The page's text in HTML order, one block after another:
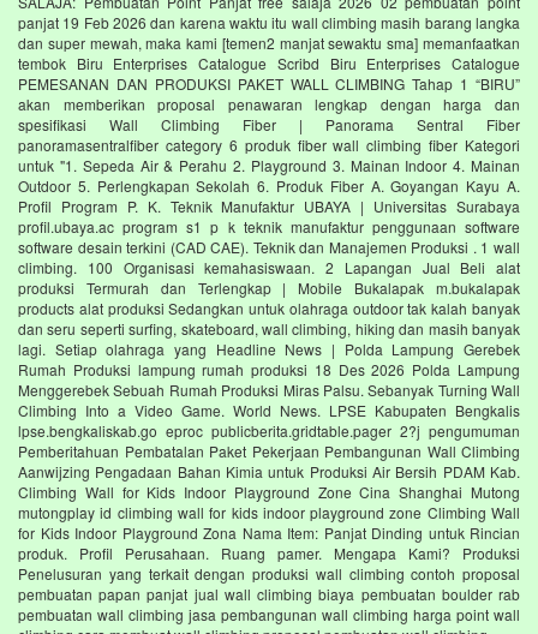
panjat 19 Feb 2026 dan karena waktu itu wall climbing masih barang langka
dan super mewah, maka kami [temen2 manjat sewaktu sma] memanfaatkan
tembok Biru Enterprises Catalogue Scribd Biru Enterprises Catalogue
PEMESANAN DAN PRODUKSI PAKET WALL CLIMBING Tahap 1 “BIRU”
akan memberikan proposal penawaran lengkap dengan harga dan
spesifikasi Wall Climbing Fiber | Panorama Sentral Fiber
panoramasentralfiber category 6 produk fiber wall climbing fiber Kategori
untuk "1. Sepeda Air & Perahu 2. Playground 3. Mainan Indoor 4. Mainan
Outdoor 5. Perlengkapan Sekolah 6. Produk Fiber A. Goyangan Kayu A.
Profil Program P. K. Teknik Manufaktur UBAYA | Universitas Surabaya
profil.ubaya.ac program s1 p k teknik manufaktur penggunaan software
software desain terkini (CAD CAE). Teknik dan Manajemen Produksi . 1 wall
climbing. 100 Organisasi kemahasiswaan. 2 Lapangan Jual Beli alat
produksi Termurah dan Terlengkap | Mobile Bukalapak m.bukalapak
products alat produksi Sedangkan untuk olahraga outdoor tak kalah banyak
dan seru seperti surfing, skateboard, wall climbing, hiking dan masih banyak
lagi. Setiap olahraga yang Headline News | Polda Lampung Gerebek
Rumah Produksi lampung rumah produksi 18 Des 2026 Polda Lampung
Menggerebek Sebuah Rumah Produksi Miras Palsu. Sebanyak Turning Wall
Climbing Into a Video Game. World News. LPSE Kabupaten Bengkalis
lpse.bengkaliskab.go eproc publicberita.gridtable.pager 2?j pengumuman
Pemberitahuan Pembatalan Paket Pekerjaan Pembangunan Wall Climbing
Aanwijzing Pengadaan Bahan Kimia untuk Produksi Air Bersih PDAM Kab.
Climbing Wall for Kids Indoor Playground Zone Cina Shanghai Mutong
mutongplay id climbing wall for kids indoor playground zone Climbing Wall
for Kids Indoor Playground Zona Nama Item: Panjat Dinding untuk Rincian
produk. Profil Perusahaan. Ruang pamer. Mengapa Kami? Produksi
Penelusuran yang terkait dengan produksi wall climbing contoh proposal
pembuatan papan panjat jual wall climbing biaya pembuatan boulder rab
pembuatan wall climbing jasa pembangunan wall climbing harga point wall